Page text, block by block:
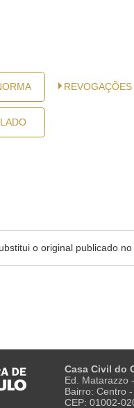
REVOGAÇÕES
o original publicado
Casa Civil do
Ed. Matarazzo
Bairro: Centro
CEP: 01002-